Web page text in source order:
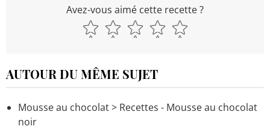
Avez-vous aimé cette recette ?
AUTOUR DU MÊME SUJET
Mousse au chocolat> Recettes - Mousse au chocolat
noir